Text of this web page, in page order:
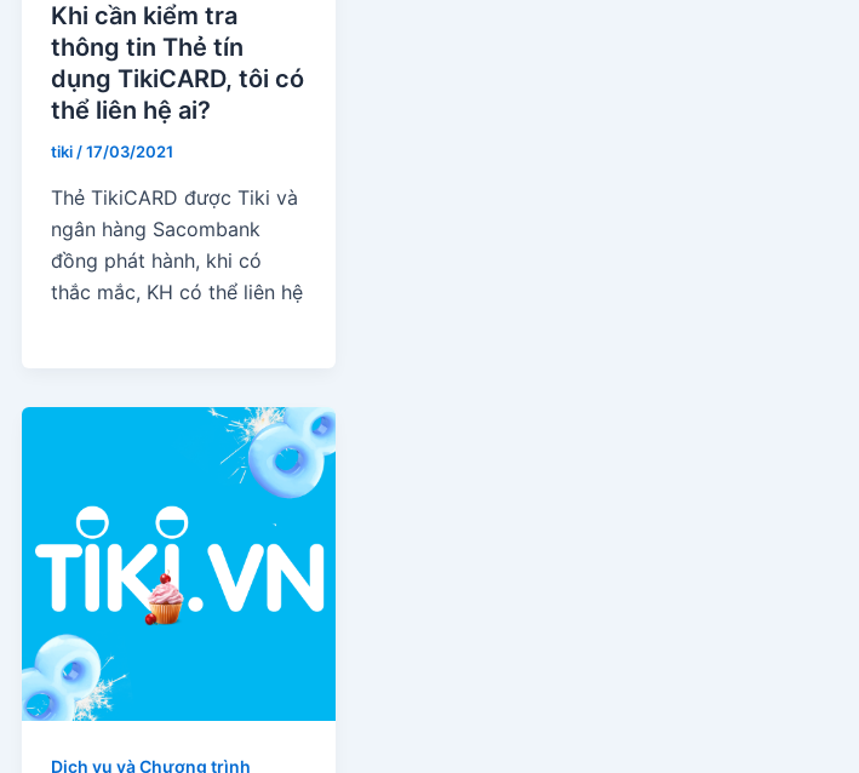
Khi cần kiểm tra
thông tin Thẻ tín
dụng TikiCARD, tôi có
thể liên hệ ai?
tiki/17/03/2021
Thẻ TikiCARD được Tiki và
ngân hàng Sacombank
đồng phát hành, khi có
thắc mắc, KH có thể liên hệ
Dịch vụ và Chương trình